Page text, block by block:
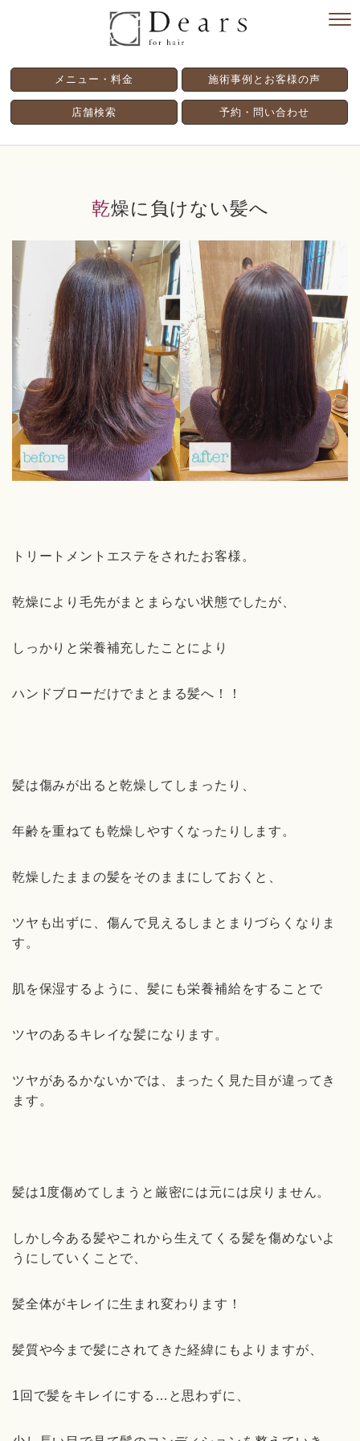
メニュー・料金 施術事例とお客様の声
店舗検索 予約・問い合わせ
乾燥に負けない髪へ
トリートメントエステをされたお客様。
乾燥により毛先がまとまらない状態でしたが、
しっかりと栄養補充したことにより
ハンドブローだけでまとまる髪へ！！
髪は傷みが出ると乾燥してしまったり、
年齢を重ねても乾燥しやすくなったりします。
乾燥したままの髪をそのままにしておくと、
ツヤも出ずに、傷んで見えるしまとまりづらくなりま
す。
肌を保湿するように、髪にも栄養補給をすることで
ツヤのあるキレイな髪になります。
ツヤがあるかないかでは、まったく見た目が違ってき
ます。
髪は1度傷めてしまうと厳密には元には戻りません。
しかし今ある髪やこれから生えてくる髪を傷めないよ
うにしていくことで、
髪全体がキレイに生まれ変わります！
髪質や今まで髪にされてきた経緯にもよりますが、
1回で髪をキレイにする…と思わずに、